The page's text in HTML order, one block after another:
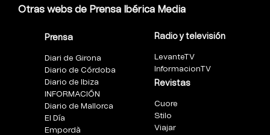
Otras webs de Prensa Ibérica Media
Prensa
Diari de Girona
Diario de Córdoba
Diario de Ibiza
INFORMACIÓN
Diario de Mallorca
El Día
Empordà
Radio y televisión
LevanteTV
InformacionTV
Revistas
Cuore
Stilo
Viajar